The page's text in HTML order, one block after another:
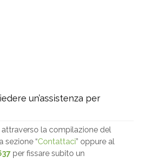
un’assistenza per
la compilazione del
sezione “Contattaci” oppure al
per fissare subito un